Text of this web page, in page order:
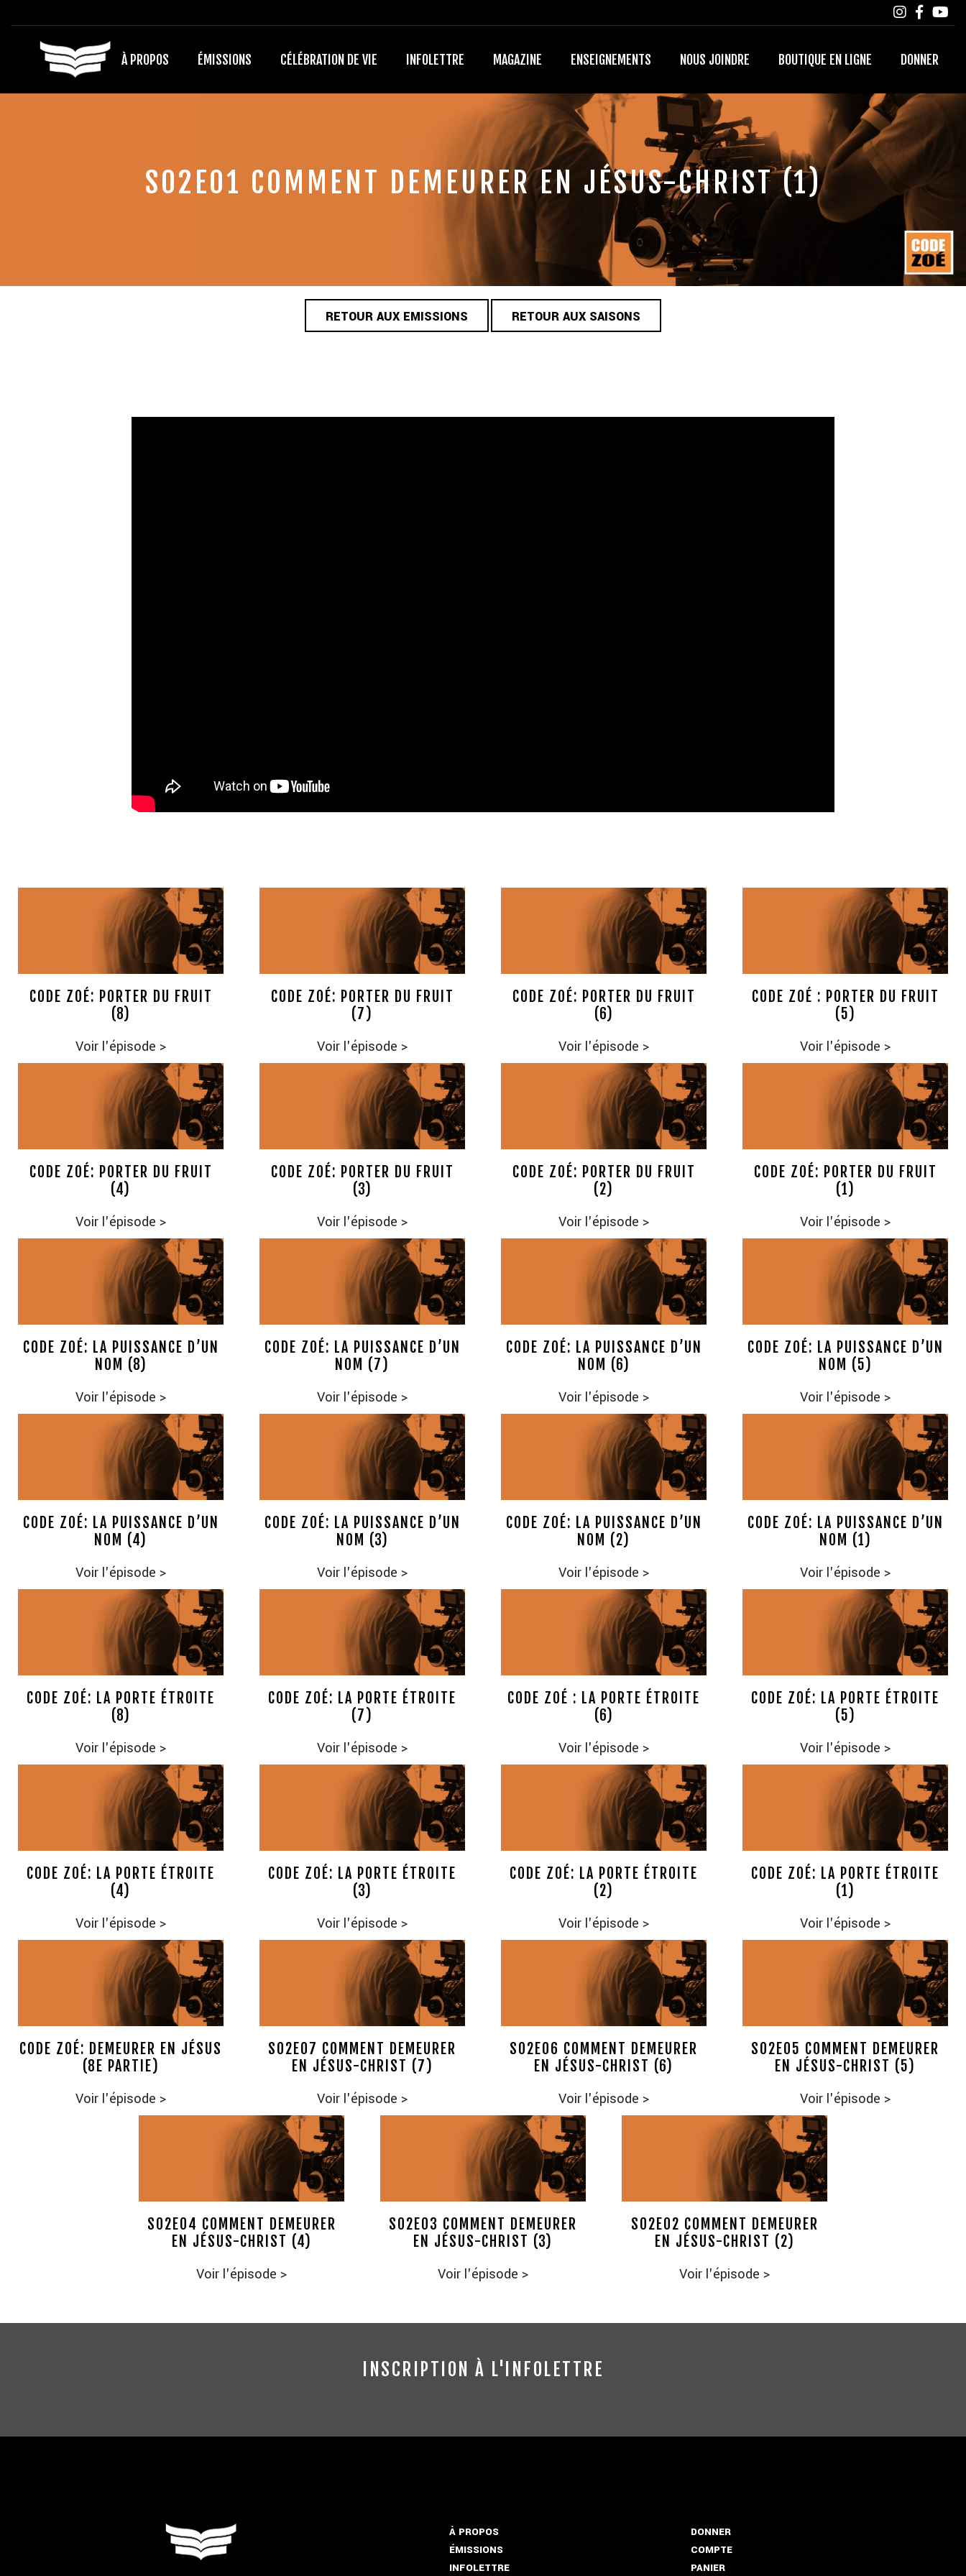
À PROPOS ÉMISSIONS CÉLÉBRATION DE VIE INFOLETTRE MAGAZINE ENSEIGNEMENTS NOUS JOINDRE BOUTIQUE EN LIGNE DONNER
S02E01 COMMENT DEMEURER EN JÉSUS-CHRIST (1)
RETOUR AUX EMISSIONS RETOUR AUX SAISONS
CODE ZOÉ: PORTER DU FRUIT
(8)
Voir l'épisode >
CODE ZOÉ: PORTER DU FRUIT
(7)
Voir l'épisode >
CODE ZOÉ: PORTER DU FRUIT
(6)
Voir l'épisode >
CODE ZOÉ : PORTER DU FRUIT
(5)
Voir l'épisode >
CODE ZOÉ: PORTER DU FRUIT
(4)
Voir l'épisode >
CODE ZOÉ: PORTER DU FRUIT
(3)
Voir l'épisode >
CODE ZOÉ: PORTER DU FRUIT
(2)
Voir l'épisode >
CODE ZOÉ: PORTER DU FRUIT
(1)
Voir l'épisode >
CODE ZOÉ: LA PUISSANCE D’UN
NOM (8)
Voir l'épisode >
CODE ZOÉ: LA PUISSANCE D’UN
NOM (7)
Voir l'épisode >
CODE ZOÉ: LA PUISSANCE D’UN
NOM (6)
Voir l'épisode >
CODE ZOÉ: LA PUISSANCE D’UN
NOM (5)
Voir l'épisode >
CODE ZOÉ: LA PUISSANCE D’UN
NOM (4)
Voir l'épisode >
CODE ZOÉ: LA PUISSANCE D’UN
NOM (3)
Voir l'épisode >
CODE ZOÉ: LA PUISSANCE D’UN
NOM (2)
Voir l'épisode >
CODE ZOÉ: LA PUISSANCE D’UN
NOM (1)
Voir l'épisode >
CODE ZOÉ: LA PORTE ÉTROITE
(8)
Voir l'épisode >
CODE ZOÉ: LA PORTE ÉTROITE
(7)
Voir l'épisode >
CODE ZOÉ : LA PORTE ÉTROITE
(6)
Voir l'épisode >
CODE ZOÉ: LA PORTE ÉTROITE
(5)
Voir l'épisode >
CODE ZOÉ: LA PORTE ÉTROITE
(4)
Voir l'épisode >
CODE ZOÉ: LA PORTE ÉTROITE
(3)
Voir l'épisode >
CODE ZOÉ: LA PORTE ÉTROITE
(2)
Voir l'épisode >
CODE ZOÉ: LA PORTE ÉTROITE
(1)
Voir l'épisode >
CODE ZOÉ: DEMEURER EN JÉSUS
(8E PARTIE)
Voir l'épisode >
S02E07 COMMENT DEMEURER
EN JÉSUS-CHRIST (7)
Voir l'épisode >
S02E06 COMMENT DEMEURER
EN JÉSUS-CHRIST (6)
Voir l'épisode >
S02E05 COMMENT DEMEURER
EN JÉSUS-CHRIST (5)
Voir l'épisode >
S02E04 COMMENT DEMEURER
EN JÉSUS-CHRIST (4)
Voir l'épisode >
S02E03 COMMENT DEMEURER
EN JÉSUS-CHRIST (3)
Voir l'épisode >
S02E02 COMMENT DEMEURER
EN JÉSUS-CHRIST (2)
Voir l'épisode >
INSCRIPTION À L'INFOLETTRE
À PROPOS
ÉMISSIONS
INFOLETTRE
DONNER
COMPTE
PANIER